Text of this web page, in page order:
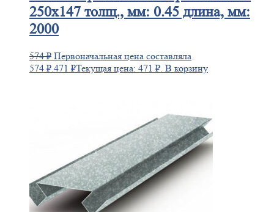
250х147 толщ., мм: 0.45 длина, мм:
2000
574₽ Первоначальная цена составляла
574 ₽.471 ₽Текущая цена: 471 ₽. В корзину